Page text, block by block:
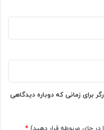
برای زمانی که دوباره دیدگاهی